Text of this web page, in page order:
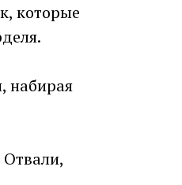
которые
набирая
Отвали,